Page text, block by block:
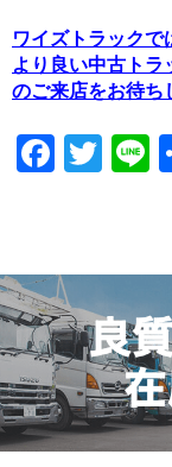
ワイズトラック
より良い中古ト
のご来店をお待ち